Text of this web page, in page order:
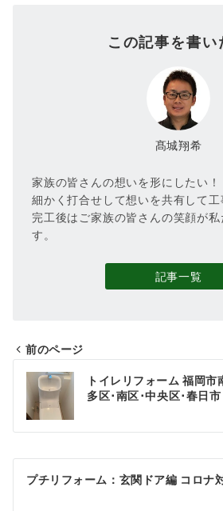
この記事を書い
髙城翔希
家族の皆さんの想いを形にしたい！
細かく打合せして想いを共有して工
完工後はご家族の皆さんの笑顔が
す。
記事一覧
投
稿
ナ
ビ
ゲ
前のページ
トイレリフォーム 福岡
多区･南区･中央区･春日市
プチリフォーム：玄関ドア編 コロナ